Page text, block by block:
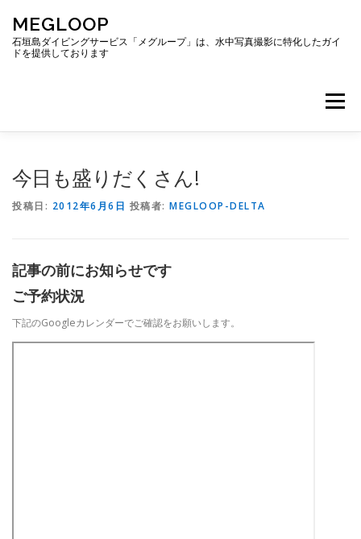
ッ
MEGLOOP
石垣島ダイビングサービス「メグループ」は、水中写真撮影に特化したガイ
ドを提供しております
メニュー
今日も盛りだくさん!
投稿日: 2012年6月6日 投稿者: MEGLOOP-DELTA
記事の前にお知らせです
ご予約状況
下記のGoogleカレンダーでご確認をお願いします。